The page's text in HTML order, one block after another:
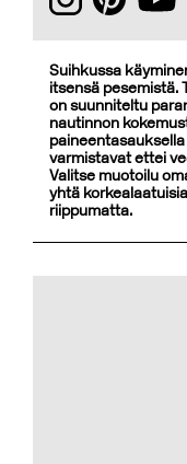
Suihkussa
itsensä pesemistä.
on suunniteltu
nautinnon
varmistavat ettei
Valitse muotoilu
yhtä
riippumatta.